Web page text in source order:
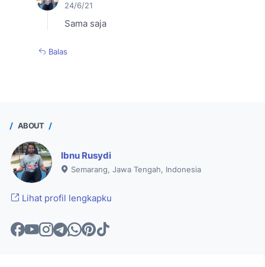
24/6/21
Sama saja
Balas
ABOUT
Ibnu Rusydi
Semarang, Jawa Tengah, Indonesia
Lihat profil lengkapku